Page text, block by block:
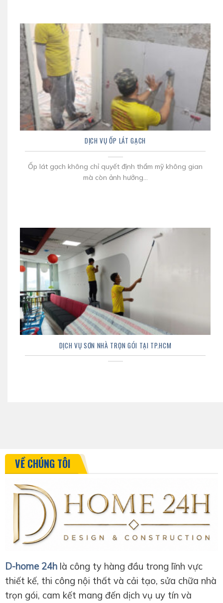
DỊCH VỤ ỐP LÁT GẠCH
Ốp lát gạch không chỉ quyết định thẩm mỹ không gian
mà còn ảnh hưởng...
DỊCH VỤ SƠN NHÀ TRỌN GÓI TẠI TP.HCM
VỀ CHÚNG TÔI
D-home 24h là công ty hàng đầu trong lĩnh vực
thiết kế, thi công nội thất và cải tạo, sửa chữa nhà
trọn gói, cam kết mang đến dịch vụ uy tín và